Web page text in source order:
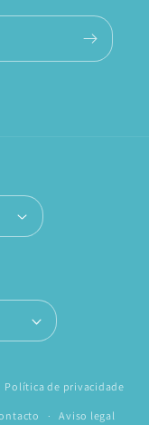
Política de privacidade
Aviso legal